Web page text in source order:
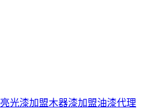
亮光漆加盟木器漆加盟油漆代理